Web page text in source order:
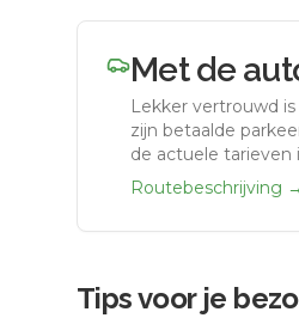
Met de
Lekker vertrouwd
zijn betaalde
de actuele tarieven
Routebeschrijving →
Tips voor je